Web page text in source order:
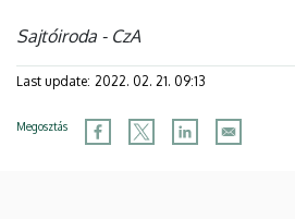
Sajtóiroda - CzA
Last update: 2022. 02. 21. 09:13
Megosztás